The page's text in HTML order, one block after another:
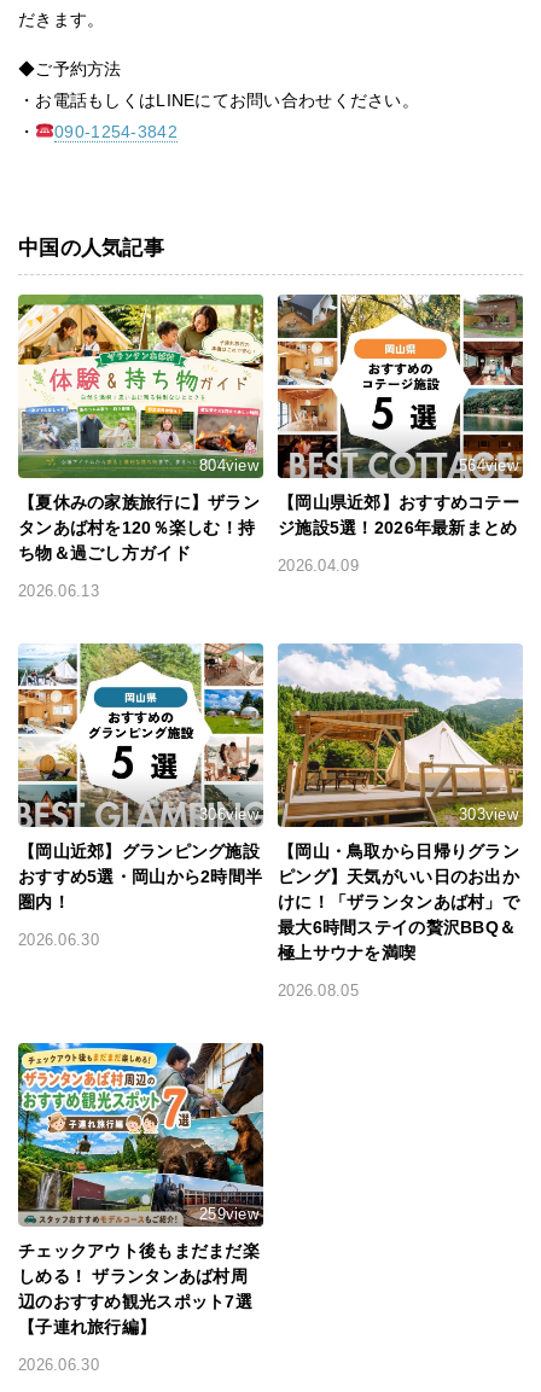
だきます。
◆ご予約方法
・お電話もしくはLINEにてお問い合わせください。
・
090-1254-3842
中国の人気記事
804view
【夏休みの家族旅行に】ザラン
タンあば村を120％楽しむ！持
ち物＆過ごし方ガイド
2026.06.13
564view
【岡山県近郊】おすすめコテー
ジ施設5選！2026年最新まとめ
2026.04.09
306view
【岡山近郊】グランピング施設
おすすめ5選・岡山から2時間半
圏内！
2026.06.30
303view
【岡山・鳥取から日帰りグラン
ピング】天気がいい日のお出か
けに！「ザランタンあば村」で
最大6時間ステイの贅沢BBQ＆
極上サウナを満喫
2026.08.05
259view
チェックアウト後もまだまだ楽
しめる！ ザランタンあば村周
辺のおすすめ観光スポット7選
【子連れ旅行編】
2026.06.30